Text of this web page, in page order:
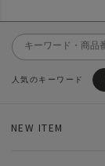
NEW ITEM